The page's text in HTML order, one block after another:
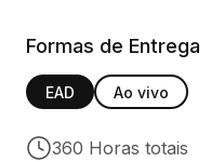
Formas de Entrega
EAD Ao vivo
360 Horas totais